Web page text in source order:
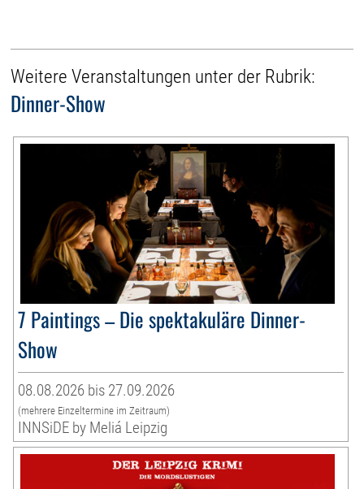
Weitere Veranstaltungen unter der Rubrik:
Dinner-Show
7 Paintings – Die spektakuläre Dinner-
Show
08.08.2026 bis 27.09.2026
(mehrere Einzeltermine im Zeitraum)
INNSiDE by Meliá Leipzig